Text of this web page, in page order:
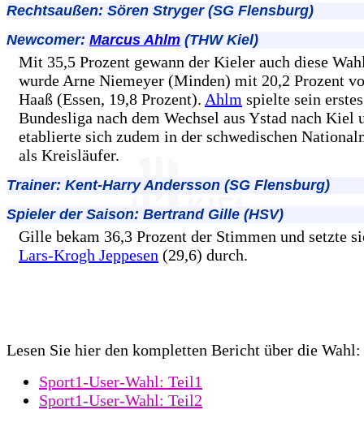
Rechtsaußen: Sören Stryger (SG Flensburg)
Newcomer: Marcus Ahlm (THW Kiel)
Mit 35,5 Prozent gewann der Kieler auch diese
wurde Arne Niemeyer (Minden) mit 20,2 Prozent
Haaß (Essen, 19,8 Prozent). Ahlm spielte sein
Bundesliga nach dem Wechsel aus Ystad nach Kiel
etablierte sich zudem in der schwedischen
als Kreisläufer.
Trainer: Kent-Harry Andersson (SG Flensburg)
Spieler der Saison: Bertrand Gille (HSV)
Gille bekam 36,3 Prozent der Stimmen und setzte
Lars-Krogh Jeppesen (29,6) durch.
Lesen Sie hier den kompletten Bericht über die Wahl:
Sport1-User-Wahl: Teil1
Sport1-User-Wahl: Teil2